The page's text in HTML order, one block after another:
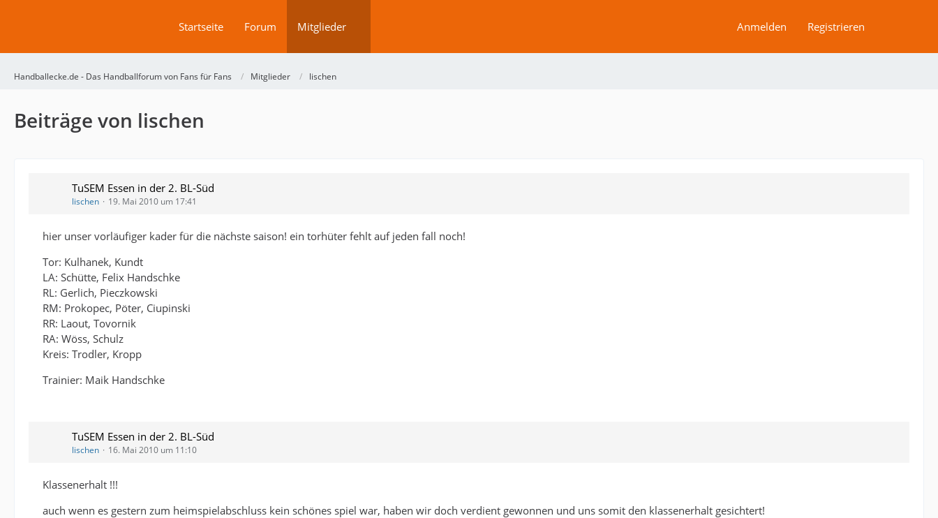
Startseite Forum Mitglieder Anmelden Registrieren
Handballecke.de - Das Handballforum von Fans für Fans Mitglieder lischen
Beiträge von lischen
TuSEM Essen in der 2. BL-Süd
lischen 19. Mai 2010 um 17:41
hier unser vorläufiger kader für die nächste saison! ein torhüter fehlt auf jeden fall noch!
Tor: Kulhanek, Kundt
LA: Schütte, Felix Handschke
RL: Gerlich, Pieczkowski
RM: Prokopec, Pöter, Ciupinski
RR: Laout, Tovornik
RA: Wöss, Schulz
Kreis: Trodler, Kropp
Trainier: Maik Handschke
TuSEM Essen in der 2. BL-Süd
lischen 16. Mai 2010 um 11:10
Klassenerhalt !!!
auch wenn es gestern zum heimspielabschluss kein schönes spiel war, haben wir doch verdient gewonnen und uns somit den klassenerhalt gesichtert!